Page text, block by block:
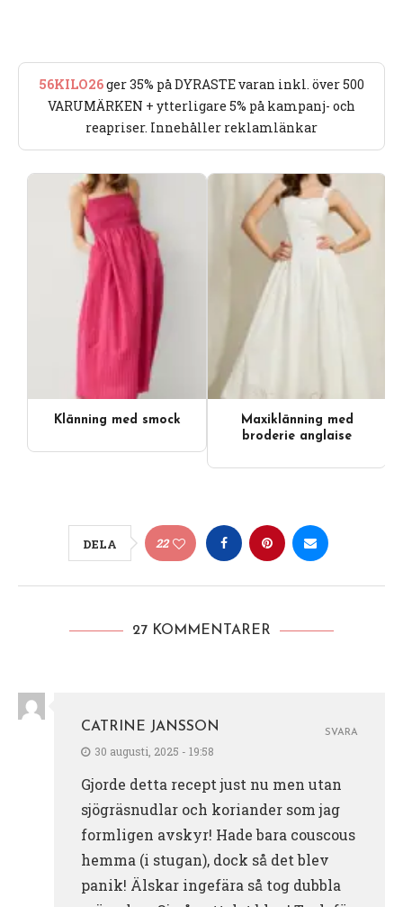
56KILO26ger 35% på DYRASTE varan inkl. över 500
VARUMÄRKEN + ytterligare 5% på kampanj- och
reapriser. Innehåller reklamlänkar
Klänning med smock
Maxiklänning med
broderie anglaise
DELA 22
27 KOMMENTARER
CATRINE JANSSON
30 augusti, 2025 - 19:58
Gjorde detta recept just nu men utan
sjögräsnudlar och koriander som jag
formligen avskyr! Hade bara couscous
hemma (i stugan), dock så det blev
panik! Älskar ingefära så tog dubbla
SVARA